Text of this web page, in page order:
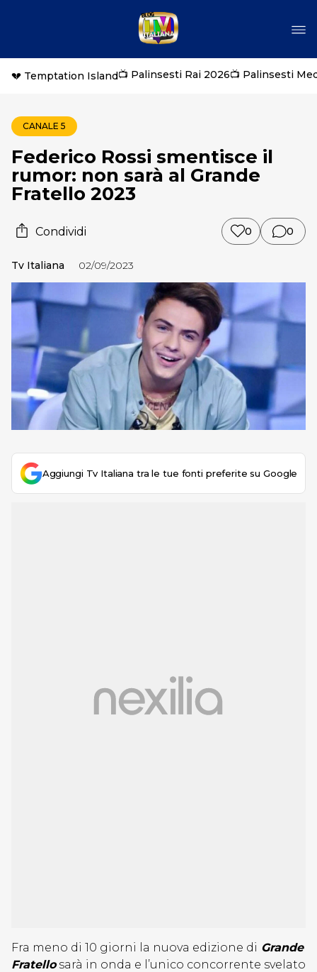
💔 Temptation Island📺 Palinsesti Rai 2026📺 Palinsesti
CANALE 5
Federico Rossi smentisce il
rumor: non sarà al Grande
Fratello 2023
Condividi 0 0
Tv Italiana 02/09/2023
Aggiungi Tv Italiana tra le tue fonti preferite su Google
Fra meno di 10 giorni la nuova edizione di Grande
Fratellosarà in onda e l’unico concorrente svelato